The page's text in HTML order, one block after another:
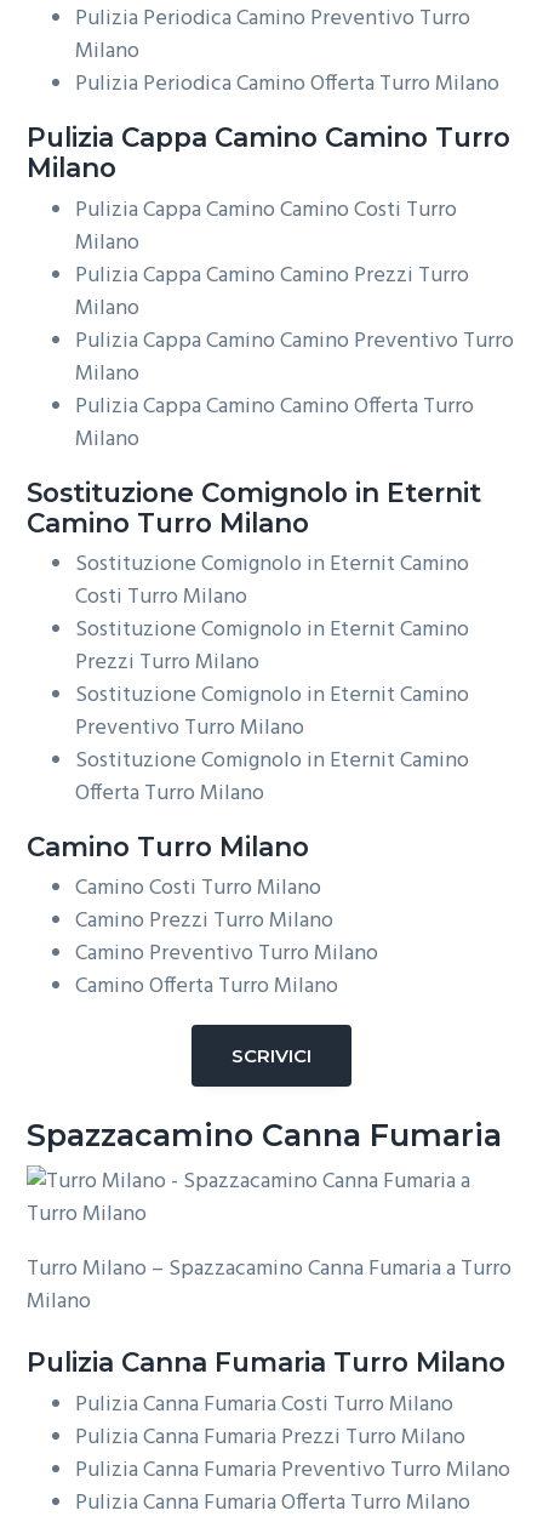
Pulizia Periodica Camino Preventivo Turro
Milano
Pulizia Periodica Camino Offerta Turro Milano
Pulizia Cappa Camino Camino Turro
Milano
Pulizia Cappa Camino Camino Costi Turro
Milano
Pulizia Cappa Camino Camino Prezzi Turro
Milano
Pulizia Cappa Camino Camino Preventivo Turro
Milano
Pulizia Cappa Camino Camino Offerta Turro
Milano
Sostituzione Comignolo in Eternit
Camino Turro Milano
Sostituzione Comignolo in Eternit Camino
Costi Turro Milano
Sostituzione Comignolo in Eternit Camino
Prezzi Turro Milano
Sostituzione Comignolo in Eternit Camino
Preventivo Turro Milano
Sostituzione Comignolo in Eternit Camino
Offerta Turro Milano
Camino Turro Milano
Camino Costi Turro Milano
Camino Prezzi Turro Milano
Camino Preventivo Turro Milano
Camino Offerta Turro Milano
SCRIVICI
Spazzacamino Canna Fumaria
Turro Milano – Spazzacamino Canna Fumaria a Turro
Milano
Pulizia Canna Fumaria Turro Milano
Pulizia Canna Fumaria Costi Turro Milano
Pulizia Canna Fumaria Prezzi Turro Milano
Pulizia Canna Fumaria Preventivo Turro Milano
Pulizia Canna Fumaria Offerta Turro Milano